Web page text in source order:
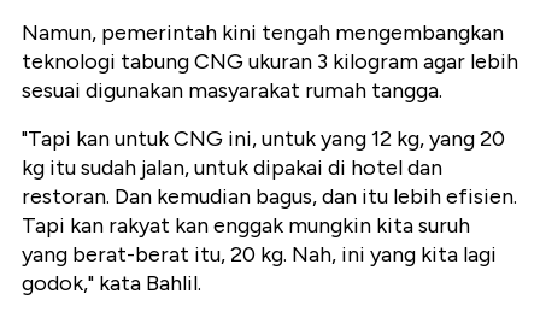
Namun, pemerintah kini tengah mengembangkan
teknologi tabung CNG ukuran 3 kilogram agar lebih
sesuai digunakan masyarakat rumah tangga.
"Tapi kan untuk CNG ini, untuk yang 12 kg, yang 20
kg itu sudah jalan, untuk dipakai di hotel dan
restoran. Dan kemudian bagus, dan itu lebih efisien.
Tapi kan rakyat kan enggak mungkin kita suruh
yang berat-berat itu, 20 kg. Nah, ini yang kita lagi
godok," kata Bahlil.